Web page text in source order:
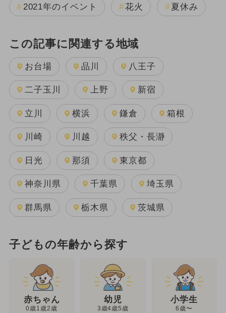
2021年のイベント 花火 夏休み
この記事に関連する地域
お台場 品川 八王子
二子玉川 上野 新宿
立川 横浜 鎌倉 箱根
川崎 川越 秩父・長瀞
日光 那須 東京都
神奈川県 千葉県 埼玉県
群馬県 栃木県 茨城県
子どもの年齢から探す
赤ちゃん
0歳1歳2歳
幼児
3歳4歳5歳
小学生
6歳〜